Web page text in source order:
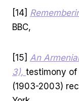
[14]
BBC,
[15] An
3), testimony of
(1903-2003)